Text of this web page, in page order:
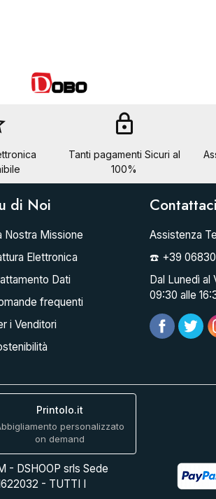
lock
Tanti pagamenti Sicuri al
100%
di Noi
Nostra Missione
Elettronica
Dati
frequenti
i Venditori
Contattaci
Assistenza
☎️ +39
Dal Lunedì al
09:30 alle
Printolo.it
personalizzato
on demand
- DSHOOP srls Sede
- TUTTI I